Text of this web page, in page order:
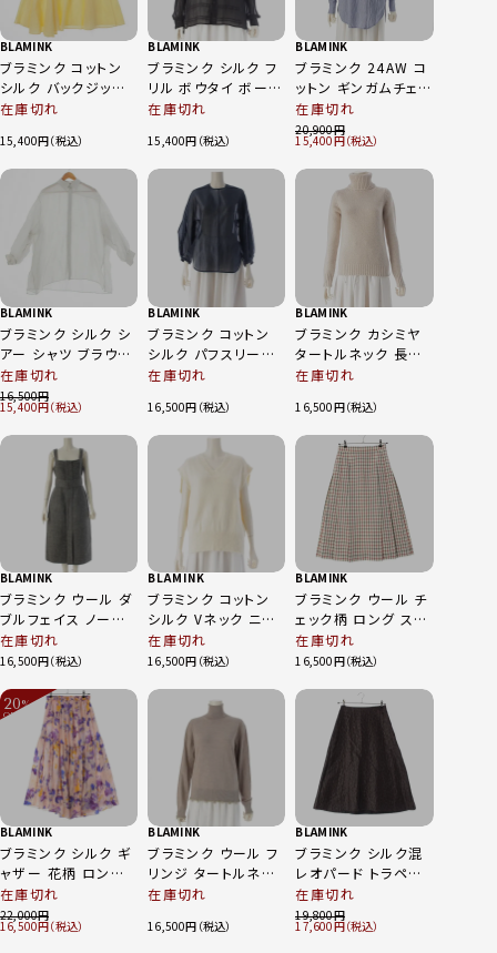
BLAMINK
ブラミンク コットン
シルク バックジップ
フレア スカート ボト
0249 イエロー 36
在庫切れ
15,400
BLAMINK
ブラミンク シルク フ
リル ボウタイ ボーダ
ー ブラウス トップス
在庫切れ
15,400
BLAMINK
ブラミンク 24AW コ
ットン ギンガムチェッ
ククルーネック ブラ
ウス トップス 7921-
230-0279 ホワイト
ブルー 36
在庫切れ
20,900
15,400
BLAMINK
ブラミンク シルク シ
アー シャツ ブラウス
トップス 7911-230-
0121 ライトグレー系
36
在庫切れ
16,500
15,400
BLAMINK
ブラミンク コットン
シルク パフスリーブ
シアー クルーネック
0190 ネイビー 36
在庫切れ
16,500
BLAMINK
ブラミンク カシミヤ
タートルネック 長袖
セーター トップス
ージュ 36
在庫切れ
16,500
BLAMINK
ブラミンク ウール ダ
ブルフェイス ノース
リーブ ワンピース ド
レス 7926-230-
在庫切れ
16,500
BLAMINK
ブラミンク コットン
シルク Vネック ニット
ベスト 7918-106-
0119 アイボリー 36
在庫切れ
16,500
BLAMINK
ブラミンク ウール チ
ェック柄 ロング スカ
ート ボトムス 7924-
299-0321 アイボリ
在庫切れ
16,500
20%
OFF
BLAMINK
ブラミンク シルク ギ
ャザー 花柄 ロング
スカート ボトムス
7924-230-0242 マ
ルチカラー 38
在庫切れ
22,000
16,500
BLAMINK
ブラミンク ウール フ
リンジ タートルネッ
ク 長袖 セーター ニ
0242 ベージュ 36
在庫切れ
16,500
BLAMINK
ブラミンク シルク混
レオパード トラペー
ズ スカート ボトムス
7924-299-0435 ブ
ラウン 36
在庫切れ
19,800
17,600